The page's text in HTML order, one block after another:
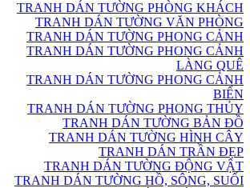
TRANH DÁN TƯỜNG PHÒNG KHÁCH
TRANH DÁN TƯỜNG VĂN PHÒNG
TRANH DÁN TƯỜNG PHONG CẢNH
TRANH DÁN TƯỜNG PHONG CẢNH
LÀNG QUÊ
TRANH DÁN TƯỜNG PHONG CẢNH
BIỂN
TRANH DÁN TƯỜNG PHONG THỦY
TRANH DÁN TƯỜNG BẢN ĐỒ
TRANH DÁN TƯỜNG HÌNH CÂY
TRANH DÁN TRẦN ĐẸP
TRANH DÁN TƯỜNG ĐỘNG VẬT
TRANH DÁN TƯỜNG HỒ, SÔNG, SUỐI